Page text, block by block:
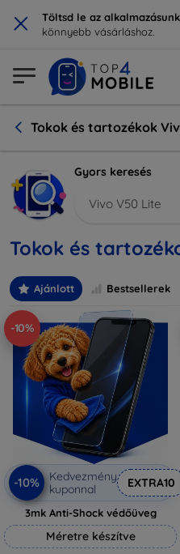
× Töltsd le az
könnyebb vásárláshoz.
Tokok és tartozékok
Gyors keresés
Vivo V50 Lite
Tokok és
Ajánlott Bestsellerek
-10%
-10%
Kedvezmény
kuponnal
EXTRA10
3mk Anti-Shock védőüveg
Méretre készítve